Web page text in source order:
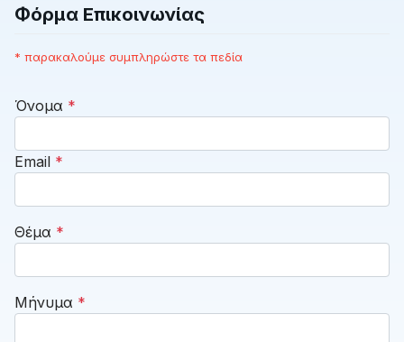
Φόρμα Επικοινωνίας
* παρακαλούμε συμπληρώστε τα πεδία
Όνομα *
Email *
Θέμα *
Μήνυμα *